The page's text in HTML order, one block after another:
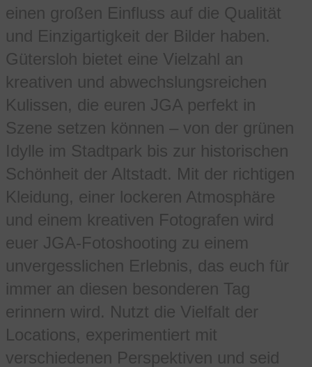
einen großen Einfluss auf die Qualität
und Einzigartigkeit der Bilder haben.
Gütersloh bietet eine Vielzahl an
kreativen und abwechslungsreichen
Kulissen, die euren JGA perfekt in
Szene setzen können – von der grünen
Idylle im Stadtpark bis zur historischen
Schönheit der Altstadt. Mit der richtigen
Kleidung, einer lockeren Atmosphäre
und einem kreativen Fotografen wird
euer JGA-Fotoshooting zu einem
unvergesslichen Erlebnis, das euch für
immer an diesen besonderen Tag
erinnern wird. Nutzt die Vielfalt der
Locations, experimentiert mit
verschiedenen Perspektiven und seid